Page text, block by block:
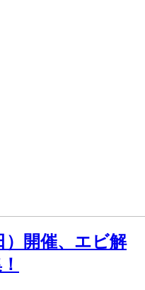
）開催、エビ解